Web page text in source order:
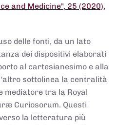
and Medicine", 25 (2020),
delle fonti, da un lato
dei dispositivi elaborati
al cartesianesimo e alla
sottolinea la centralità
mediatore tra la Royal
Curiosorum. Questi
la letteratura più